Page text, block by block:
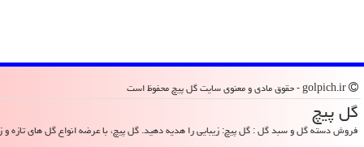
گل پیچ
فروش دسته گل و سبد گل : گل پیچ: زیبایی را هدیه دهید. گل پیچ، با عرضه انواع گل های تازه و